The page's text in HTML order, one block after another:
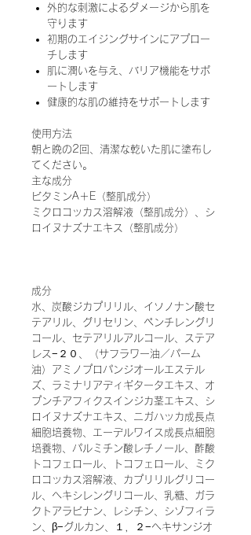
外的な刺激によるダメージから肌を
守ります
初期のエイジングサインにアプロー
チします
肌に潤いを与え、バリア機能をサポ
ートします
健康的な肌の維持をサポートします
使用方法
朝と晩の2回、清潔な乾いた肌に塗布し
てください。
主な成分
ビタミンA＋E（整肌成分）
ミクロコッカス溶解液（整肌成分）、シ
ロイヌナズナエキス（整肌成分）
成分
水、炭酸ジカプリリル、イソノナン酸セ
テアリル、グリセリン、ペンチレングリ
コール、セテアリルアルコール、ステア
レス−２０、（サフラワー油／パーム
油）アミノプロパンジオールエステル
ズ、ラミナリアディギタータエキス、オ
プンチアフィクスインジカ茎エキス、シ
ロイヌナズナエキス、ニガハッカ成長点
細胞培養物、エーデルワイス成長点細胞
培養物、パルミチン酸レチノール、酢酸
トコフェロール、トコフェロール、ミク
ロコッカス溶解液、カプリリルグリコー
ル、ヘキシレングリコール、乳糖、ガラ
クトアラビナン、レシチン、シゾフィラ
ン、β−グルカン、１，２−ヘキサンジオ